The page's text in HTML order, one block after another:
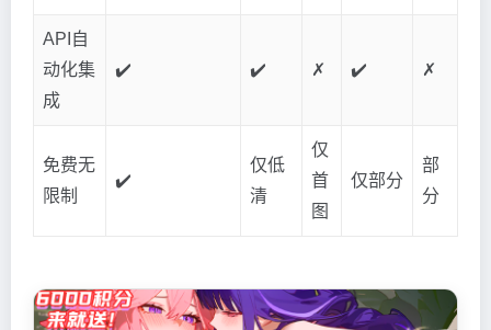
API自
动化集
成
✔️ ✔️ ✗ ✔️ ✗
免费无
限制
✔️
仅低
清
仅
首
图
仅部分
部
分